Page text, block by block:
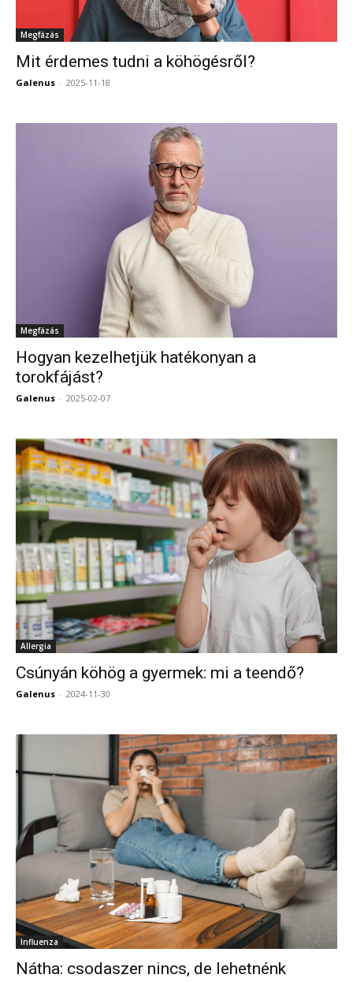
Megfázás
Mit érdemes tudni a köhögésről?
Galenus - 2025-11-18
Megfázás
Hogyan kezelhetjük hatékonyan a
torokfájást?
Galenus - 2025-02-07
Allergia
Csúnyán köhög a gyermek: mi a teendő?
Galenus - 2024-11-30
Influenza
Nátha: csodaszer nincs, de lehetnénk